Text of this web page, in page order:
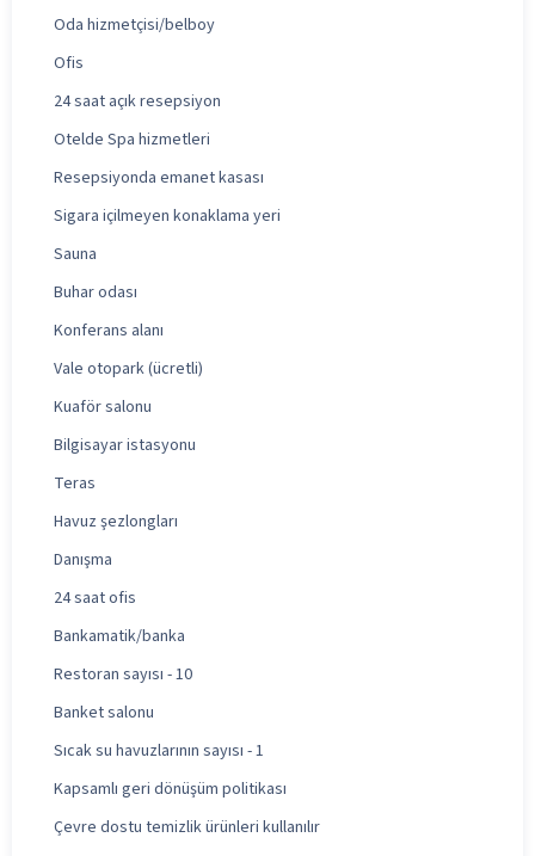
Oda hizmetçisi/belboy
Ofis
24 saat açık resepsiyon
Otelde Spa hizmetleri
Resepsiyonda emanet kasası
Sigara içilmeyen konaklama yeri
Sauna
Buhar odası
Konferans alanı
Vale otopark (ücretli)
Kuaför salonu
Bilgisayar istasyonu
Teras
Havuz şezlongları
Danışma
24 saat ofis
Bankamatik/banka
Restoran sayısı - 10
Banket salonu
Sıcak su havuzlarının sayısı - 1
Kapsamlı geri dönüşüm politikası
Çevre dostu temizlik ürünleri kullanılır